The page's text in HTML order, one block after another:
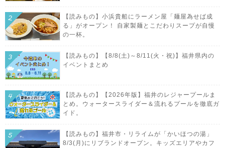
【読みもの】小浜貴船にラーメン屋「麺屋為せば成
る」がオープン！ 自家製麺とこだわりスープが自慢
の一杯。
【読みもの】【8/8(土)～8/11(火・祝)】福井県内の
イベントまとめ
【読みもの】【2026年版】福井のレジャープールま
とめ。ウォータースライダー＆流れるプールを徹底ガ
イド。
【読みもの】福井市・リライムが「かいほつの湯」
8/3(月)にリブランドオープン。キッズエリアやカフ